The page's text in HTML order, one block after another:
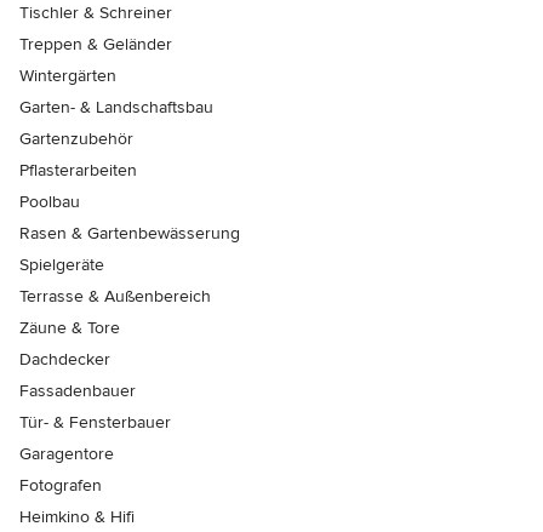
Tischler & Schreiner
Treppen & Geländer
Wintergärten
Garten- & Landschaftsbau
Gartenzubehör
Pflasterarbeiten
Poolbau
Rasen & Gartenbewässerung
Spielgeräte
Terrasse & Außenbereich
Zäune & Tore
Dachdecker
Fassadenbauer
Tür- & Fensterbauer
Garagentore
Fotografen
Heimkino & Hifi